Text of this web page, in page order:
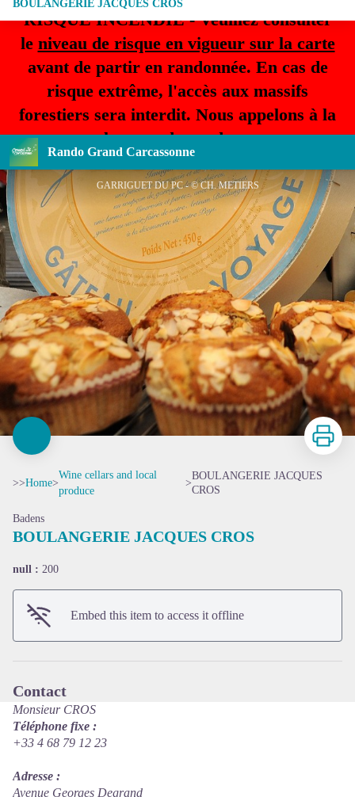
RISQUE INCENDIE - Veuillez consulter
le niveau de risque en vigueur sur la carte
avant de partir en randonnée. En cas de
risque extrême, l'accès aux massifs
forestiers sera interdit. Nous appelons à la
plus grande prudence.
Rando Grand Carcassonne
BOULANGERIE JACQUES CROS
GARRIGUET DU PC - © CH. METIERS
Print
>>Home>
Wine cellars and local
produce
>
BOULANGERIE JACQUES
CROS
Badens
BOULANGERIE JACQUES CROS
null : 200
Embed this item to access it offline
Contact
Monsieur CROS
Téléphone fixe :
+33 4 68 79 12 23
Adresse :
Avenue Georges Degrand